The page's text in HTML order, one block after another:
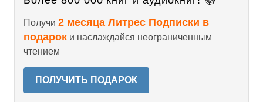
Получи 2 месяца Литрес Подписки в
подарок и наслаждайся неограниченным
чтением
ПОЛУЧИТЬ ПОДАРОК